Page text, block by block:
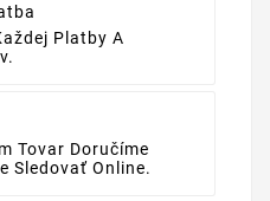
Platby A
Tovar Doručíme
Sledovať Online.